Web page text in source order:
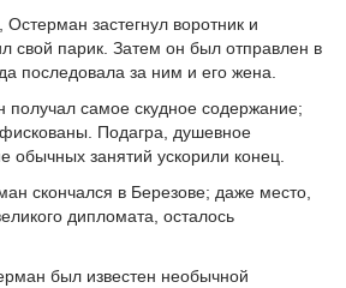
застегнул воротник и
свой парик. Затем он был отправлен в
последовала за ним и его жена.
получал самое скудное содержание;
Подагра, душевное
обычных занятий ускорили конец.
скончался в Березове; даже место,
дипломата, осталось
был известен необычной